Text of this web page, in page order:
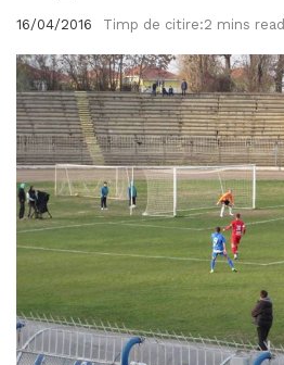
16/04/2016 Timp de citire:2 mins read